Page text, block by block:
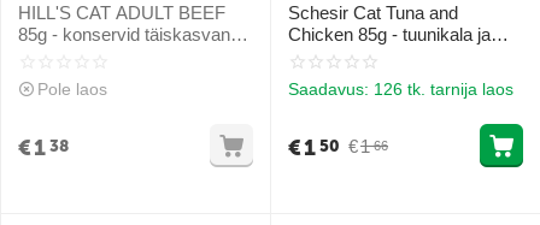
HILL'S CAT ADULT BEEF
85g - konservid täiskasvanud
Pole laos
€138
Schesir Cat Tuna and
Chicken 85g - tuunikala ja
kanalihaga želees
Saadavus: 126 tk. tarnija laos
€1 66
€150